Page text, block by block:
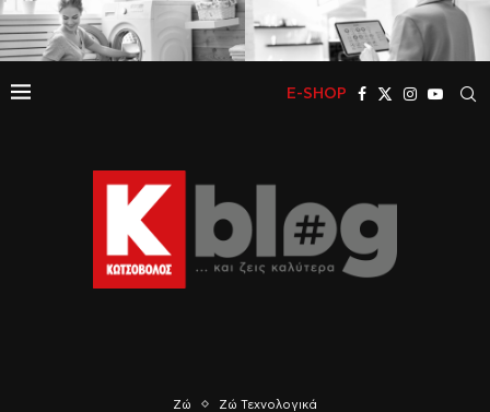
E-SHOP
Ζώ Ζώ Τεχνολογικά